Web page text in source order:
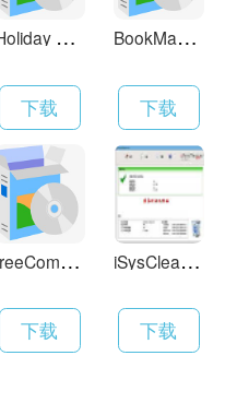
H
oliday Lights 5.4
下载
B
ookManager 1.5.0
下载
f
reeCommander 2008.06b
下载
i
SysCleaner Pro 1.0.8build22
下载